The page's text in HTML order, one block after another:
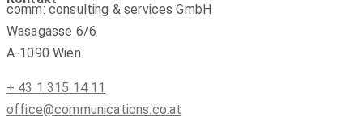
comm: consulting & services GmbH
Wasagasse 6/6
A-1090 Wien
+ 43 1 315 14 11
office@communications.co.at